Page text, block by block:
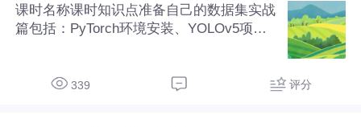
课时名称课时知识点准备自己的数据集实战
篇包括：PyTorch环境安装、YOLOv5项目
339 评分